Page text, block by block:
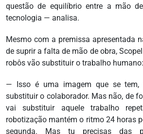
questão de equilíbrio entre a mão
tecnologia — analisa.
Mesmo com a premissa apresentada
de suprir a falta de mão de obra,
robôs vão substituir o trabalho humano:
— Isso é uma imagem que se
substituir o colaborador. Mas não, de
vai substituir aquele trabalho
robotização mantém o ritmo 24 horas
segunda. Mas tu precisas das